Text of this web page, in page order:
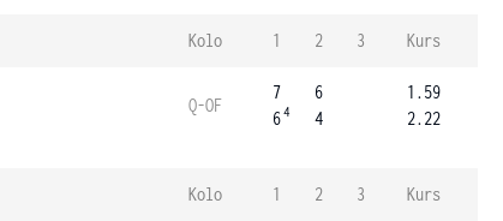
Kolo 1 2 3 Kurs
Q-OF
7
64
6
4
1.59
2.22
Kolo 1 2 3 Kurs